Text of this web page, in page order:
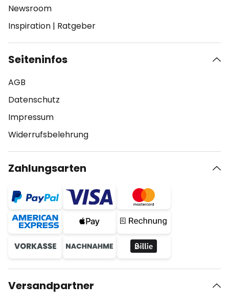
Newsroom
Inspiration | Ratgeber
Seiteninfos
AGB
Datenschutz
Impressum
Widerrufsbelehrung
Zahlungsarten
Versandpartner